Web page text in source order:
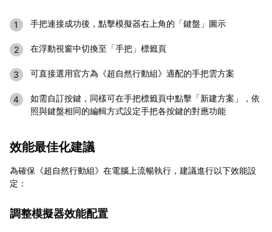
手把連接成功後，點擊模擬器右上角的「鍵盤」圖示
在浮動視窗中切換至「手把」標籤頁
可直接選用官方為《超自然行動組》適配的手把雲方案
如需自訂按鍵，同樣可在手把標籤頁中點擊「新建方案」，依
照與鍵盤相同的編輯方式設定手把各按鍵的對應功能
效能最佳化建議
為確保《超自然行動組》在電腦上流暢執行，建議進行以下效能設
定：
調整模擬器效能配置